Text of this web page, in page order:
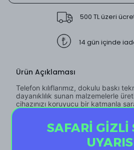
500 TL üzeri
14 gün içinde
Ürün Açıklaması
Telefon kılıflarımız, dokulu baskı
dayanıklılık sunan malzemelerle
cihazınızı koruyucu bir katmanla
ödün vermeden kullanımınız için
Kendi tesislerimizde üretilen bu
dayanıklılığı bir arada sunmayı
SAFARİ GİZLİ